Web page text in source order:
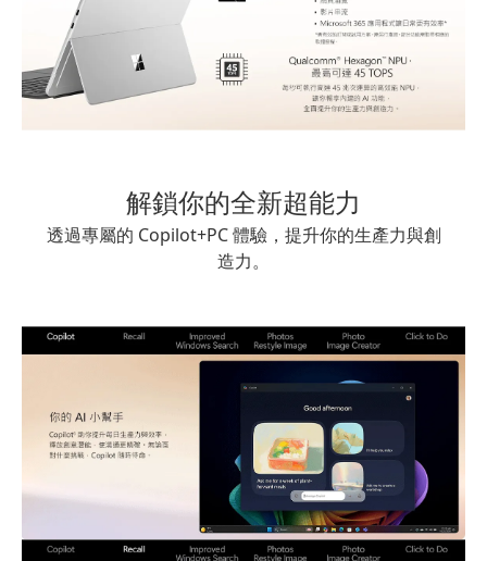
解鎖你的全新超能力
透過專屬的 Copilot+PC 體驗，提升你的生產力與創
造力。